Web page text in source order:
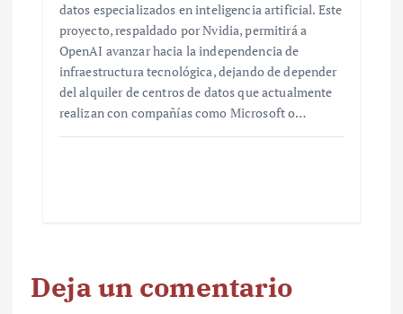
datos especializados en inteligencia artificial. Este
proyecto, respaldado por Nvidia, permitirá a
OpenAI avanzar hacia la independencia de
infraestructura tecnológica, dejando de depender
del alquiler de centros de datos que actualmente
realizan con compañías como Microsoft o…
Deja un comentario